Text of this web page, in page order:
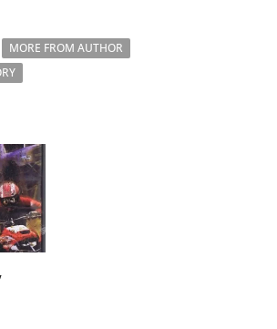
MORE FROM AUTHOR